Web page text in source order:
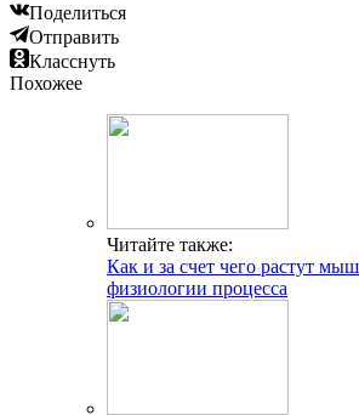
Поделиться
Отправить
Класснуть
Похожее
Читайте также:
Как и за счет чего растут
физиологии процесса